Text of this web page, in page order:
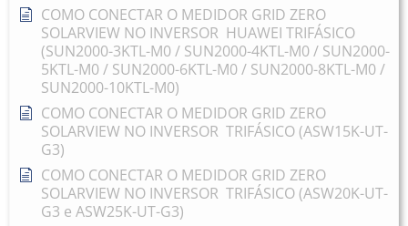
COMO CONECTAR O MEDIDOR GRID ZERO
SOLARVIEW NO INVERSOR HUAWEI TRIFÁSICO
(SUN2000-3KTL-M0 / SUN2000-4KTL-M0 / SUN2000-
5KTL-M0 / SUN2000-6KTL-M0 / SUN2000-8KTL-M0 /
SUN2000-10KTL-M0)
COMO CONECTAR O MEDIDOR GRID ZERO
SOLARVIEW NO INVERSOR TRIFÁSICO (ASW15K-UT-
G3)
COMO CONECTAR O MEDIDOR GRID ZERO
SOLARVIEW NO INVERSOR TRIFÁSICO (ASW20K-UT-
G3 e ASW25K-UT-G3)